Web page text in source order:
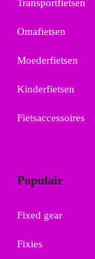
Transportfietsen
Omafietsen
Moederfietsen
Kinderfietsen
Fietsaccessoires
Populair
Fixed gear
Fixies